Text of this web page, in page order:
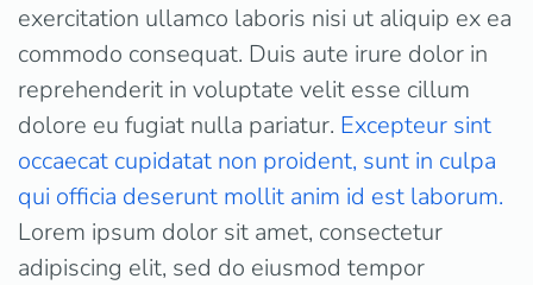
exercitation ullamco laboris nisi ut aliquip ex ea
commodo consequat. Duis aute irure dolor in
reprehenderit in voluptate velit esse cillum
dolore eu fugiat nulla pariatur. Excepteur sint
occaecat cupidatat non proident, sunt in culpa
qui officia deserunt mollit anim id est laborum.
Lorem ipsum dolor sit amet, consectetur
adipiscing elit, sed do eiusmod tempor